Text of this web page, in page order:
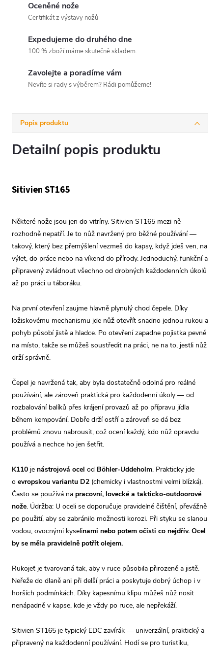
Oceněné nože
Certifikát z výstavy nožů
Expedujeme do druhého dne
100 % zboží máme skutečně skladem.
Zavolejte a poradíme vám
Nevíte si rady s výběrem? Rádi pomůžeme!
Popis produktu
Detailní popis produktu
Sitivien ST165
Některé nože jsou jen do vitríny. Sitivien ST165 mezi ně
rozhodně nepatří. Je to nůž navržený pro běžné používání —
takový, který bez přemýšlení vezmeš do kapsy, když jdeš ven, na
výlet, do práce nebo na víkend do přírody. Jednoduchý, funkční a
připravený zvládnout všechno od drobných každodenních úkolů
až po práci u táboráku.
Na první otevření zaujme hlavně plynulý chod čepele. Díky
ložiskovému mechanismu jde nůž otevřít snadno jednou rukou a
pohyb působí jistě a hladce. Po otevření zapadne pojistka pevně
na místo, takže se můžeš soustředit na práci, ne na to, jestli nůž
drží správně.
Čepel je navržená tak, aby byla dostatečně odolná pro reálné
používání, ale zároveň praktická pro každodenní úkoly — od
rozbalování balíků přes krájení provazů až po přípravu jídla
během kempování. Dobře drží ostří a zároveň se dá bez
problémů znovu nabrousit, což ocení každý, kdo nůž opravdu
používá a nechce ho jen šetřit.
K110 je nástrojová ocel od Böhler-Uddeholm. Prakticky jde
o evropskou variantu D2 (chemicky i vlastnostmi velmi blízká).
Často se používá na pracovní, lovecké a takticko-outdoorové
nože. Údržba: U oceli se doporučuje pravidelné čištění, převážně
po použití, aby se zabránilo možnosti korozi. Při styku se slanou
vodou, ovocnými kyselinami nebo potem očisti co nejdřív. Ocel
by se měla pravidelně potřít olejem.
Rukojeť je tvarovaná tak, aby v ruce působila přirozeně a jistě.
Neřeže do dlaně ani při delší práci a poskytuje dobrý úchop i v
horších podmínkách. Díky kapesnímu klipu můžeš nůž nosit
nenápadně v kapse, kde je vždy po ruce, ale nepřekáží.
Sitivien ST165 je typický EDC zavírák — univerzální, praktický a
připravený na každodenní používání. Hodí se pro turistiku,